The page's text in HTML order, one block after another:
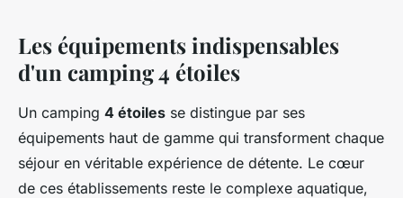
Les équipements indispensables
d'un camping 4 étoiles
Un camping 4 étoiles se distingue par ses
équipements haut de gamme qui transforment chaque
séjour en véritable expérience de détente. Le cœur
de ces établissements reste le complexe aquatique,